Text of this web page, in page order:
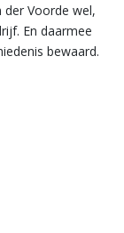
Voorde wel,
En daarmee
bewaard.